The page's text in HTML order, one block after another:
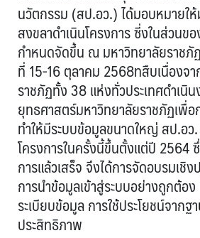
นวัตกรรม (สป.อว.) ได้มอบหมายใ
สงขลาดำเนินโครงการ ซี่งในส่วนข
กำหนดจัดขึ้น ณ มหาวิทยาลัยราชภั
ที่ 15-16 ตุลาคม 2568ทสืบเนื่องจ
ราชภัฏทั้ง 38 แห่งทั่วประเทศดำเนิ
ยุทธศาสตร์มหาวิทยาลัยราชภัฏเพื่
ทำให้มีระบบข้อมูลขนาดใหญ่ สป.อว
โครงการในครั้งนี้ขึ้นตั้งแต่ปี 2564
การแล้วเสร็จ จึงได้การจัดอบรมเชิ
การนำข้อมูลเข้าสู่ระบบอย่างถูกต้อ
ระเบียบข้อมูล การใช้ประโยชน์จาก
ประสิทธิภาพ